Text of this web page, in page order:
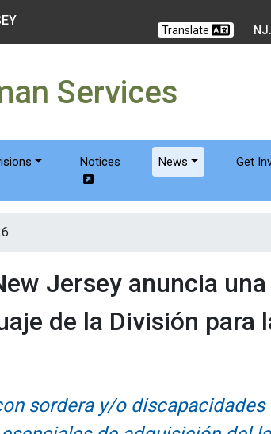
Humanservices
Translate
Services
Notices News Get
Jersey anuncia
de la División para
sordera y/o